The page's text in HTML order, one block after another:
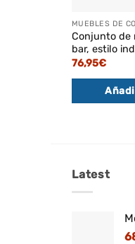
MUEBLES DE
Conjunto de
bar, estilo
76,95€
Latest